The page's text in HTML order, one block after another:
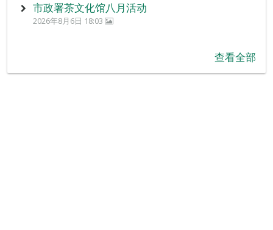
市政署茶文化馆八月活动
2026年8月6日 18:03
查看全部